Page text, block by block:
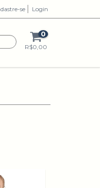
se Login
0
R$0,00